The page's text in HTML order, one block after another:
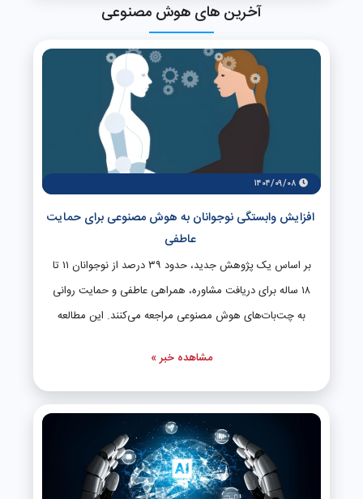
آخرین های هوش مصنوعی
۱۴۰۴/۰۹/۰۸
افزایش وابستگی نوجوانان به هوش مصنوعی برای حمایت
عاطفی
بر اساس یک پژوهش جدید، حدود ۳۹ درصد از نوجوانان ۱۱ تا
۱۸ ساله برای دریافت مشاوره، همراهی عاطفی و حمایت روانی
به چت‌بات‌های هوش مصنوعی مراجعه می‌کنند. این مطالعه
و امکان ناشناس ماندن، هوش مصنوعی را به گزینه‌ای ترجیحی
برای نوجوانان تبدیل کرده است. از جمله مهمترین کاربردهای
این فناوری می‌توان به دریافت کمک در روابط دوستی، مدیریت
مشکلات سلامت روان و صحبت کردن برای تخلیه احساسات
اشاره کرد. کارشناسان هشدار می‌دهند این وابستگی فزاینده
می‌تواند نشان‌دهنده افزایش احساس تنهایی و انزوا در میان
مشاهده خبر »